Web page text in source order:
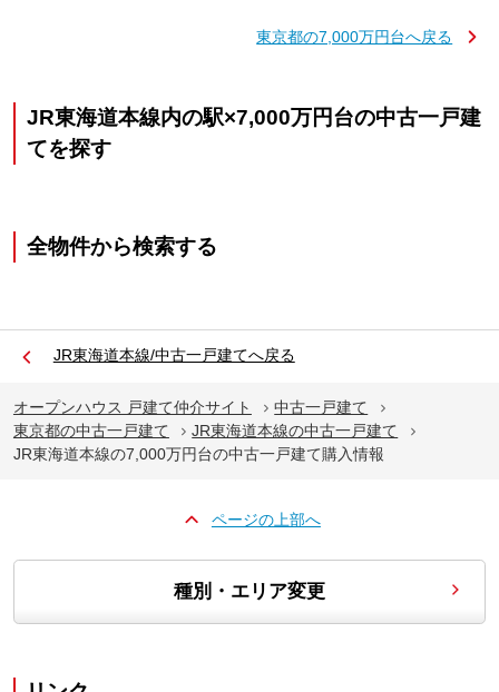
東京都の7,000万円台へ戻る
JR東海道本線内の駅×7,000万円台の中古一戸建
てを探す
全物件から検索する
JR東海道本線/中古一戸建てへ戻る
オープンハウス 戸建て仲介サイト
中古一戸建て
東京都の中古一戸建て
JR東海道本線の中古一戸建て
JR東海道本線の7,000万円台の中古一戸建て購入情報
ページの上部へ
種別・エリア変更